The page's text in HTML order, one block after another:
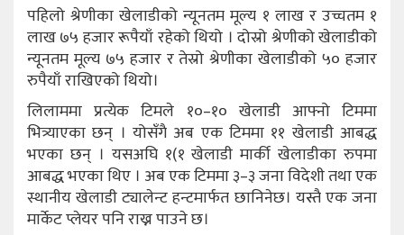
पहिलो श्रेणीका खेलाडीको न्यूनतम मूल्य १ लाख र उच्चतम १
लाख ७५ हजार रूपैयाँ रहेको थियो । दोस्रो श्रेणीको खेलाडीको
न्यूनतम मूल्य ७५ हजार र तेस्रो श्रेणीका खेलाडीको ५० हजार
रुपैयाँ राखिएको थियो।
लिलाममा प्रत्येक टिमले १०–१० खेलाडी आफ्नो टिममा
भित्र्याएका छन् । योसँगै अब एक टिममा ११ खेलाडी आबद्ध
भएका छन् । यसअघि १(१ खेलाडी मार्की खेलाडीका रुपमा
आबद्ध भएका थिए । अब एक टिममा ३–३ जना विदेशी तथा एक
स्थानीय खेलाडी ट्यालेन्ट हन्टमार्फत छानिनेछ। यस्तै एक जना
मार्केट प्लेयर पनि राख्न पाउने छ।